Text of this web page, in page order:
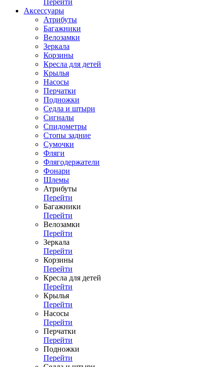
Перейти
Аксессуары
Атрибуты
Багажники
Велозамки
Зеркала
Корзины
Кресла для детей
Крылья
Насосы
Перчатки
Подножки
Седла и штыри
Сигналы
Спидометры
Стопы задние
Сумочки
Фляги
Флягодержатели
Фонари
Шлемы
Атрибуты
Перейти
Багажники
Перейти
Велозамки
Перейти
Зеркала
Перейти
Корзины
Перейти
Кресла для детей
Перейти
Крылья
Перейти
Насосы
Перейти
Перчатки
Перейти
Подножки
Перейти